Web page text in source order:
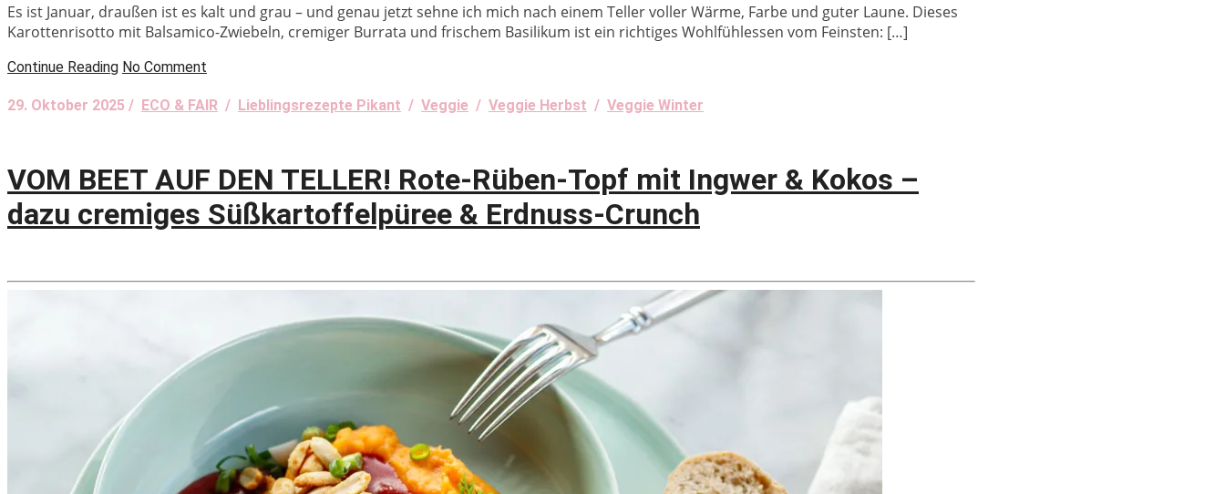
Es ist Januar, draußen ist es kalt und grau – und genau jetzt sehne ich mich nach einem Teller voller Wärme, Farbe und guter Laune. Dieses
Karottenrisotto mit Balsamico-Zwiebeln, cremiger Burrata und frischem Basilikum ist ein richtiges Wohlfühlessen vom Feinsten: […]
Continue Reading No Comment
29. Oktober 2025 / ECO & FAIR / Lieblingsrezepte Pikant / Veggie / Veggie Herbst / Veggie Winter
VOM BEET AUF DEN TELLER! Rote-Rüben-Topf mit Ingwer & Kokos –
dazu cremiges Süßkartoffelpüree & Erdnuss-Crunch